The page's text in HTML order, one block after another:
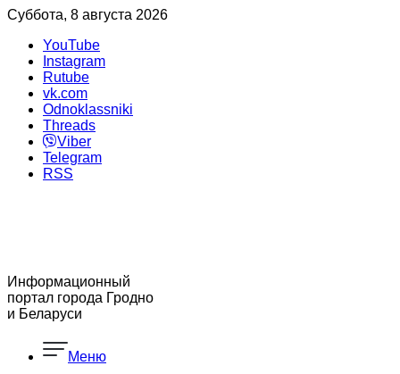
Суббота, 8 августа 2026
YouTube
Instagram
Rutube
vk.com
Odnoklassniki
Threads
Viber
Telegram
RSS
Информационный
портал города Гродно
и Беларуси
Меню